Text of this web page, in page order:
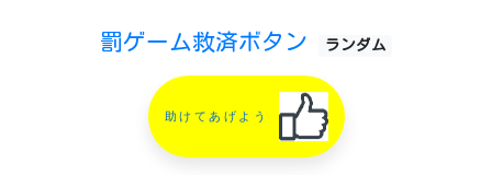
罰ゲーム救済ボタン ランダム
助けてあげよう